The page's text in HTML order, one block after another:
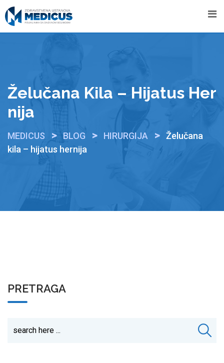
Skip
to
content
Želučana Kila – Hijatus Her
Nija
MEDICUS > BLOG > HIRURGIJA > Želučana
kila – hijatus hernija
PRETRAGA